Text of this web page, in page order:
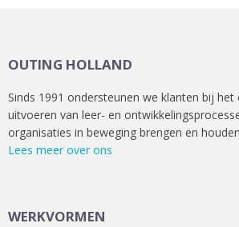
OUTING HOLLAND
Sinds 1991 ondersteunen we klanten bij het
uitvoeren van leer- en
organisaties in beweging brengen en
Lees meer over ons
WERKVORMEN